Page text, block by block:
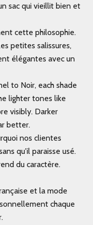
sac qui vieillit bien et
cette philosophie.
petites salissures,
élégantes avec un
to Noir, each shade
lighter tones like
visibly. Darker
better.
nos clientes
qu'il paraisse usé.
du caractère.
et la mode
chaque